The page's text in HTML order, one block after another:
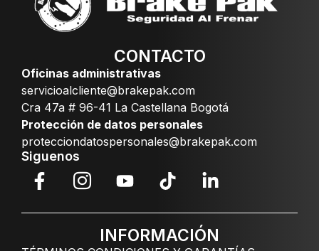
CONTACTO
Oficinas administrativas
servicioalcliente@brakepak.com
Cra 47a # 96-41 La Castellana Bogotá
Protección de datos personales
protecciondatospersonales@brakepak.com
Siguenos
INFORMACIÓN